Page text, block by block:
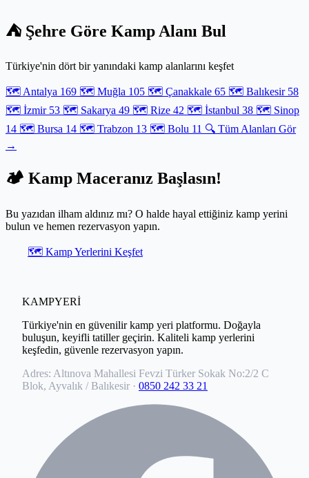
bulacaksın. Çünkü doğru bilgiyle, yaz kampı deneyimin hem
güvenli hem de unutulmaz olabilir. O an geldiğinde ne yapacağını
⛺ Şehre Göre Kamp Alanı Bul
Türkiye'nin dört bir yanındaki kamp alanlarını keşfet
🗺️ Antalya 169 🗺️ Muğla 105 🗺️ Çanakkale 65 🗺️ Balıkesir 58
🗺️ İzmir 53 🗺️ Sakarya 49 🗺️ Rize 42 🗺️ İstanbul 38 🗺️ Sinop
14 🗺️ Bursa 14 🗺️ Trabzon 13 🗺️ Bolu 11 🔍 Tüm Alanları Gör
→
🏕️ Kamp Maceranız Başlasın!
Bu yazıdan ilham aldınız mı? O halde hayal ettiğiniz kamp yerini
bulun ve hemen rezervasyon yapın.
🗺️ Kamp Yerlerini Keşfet
KAMPYERİ
Türkiye'nin en güvenilir kamp yeri platformu. Doğayla
buluşun, keyifli tatiller geçirin. Kaliteli kamp yerlerini
keşfedin, güvenle rezervasyon yapın.
Adres: Altınova Mahallesi Fevzi Türker Sokak No:2/2 C
Blok, Ayvalık / Balıkesir · 0850 242 33 21